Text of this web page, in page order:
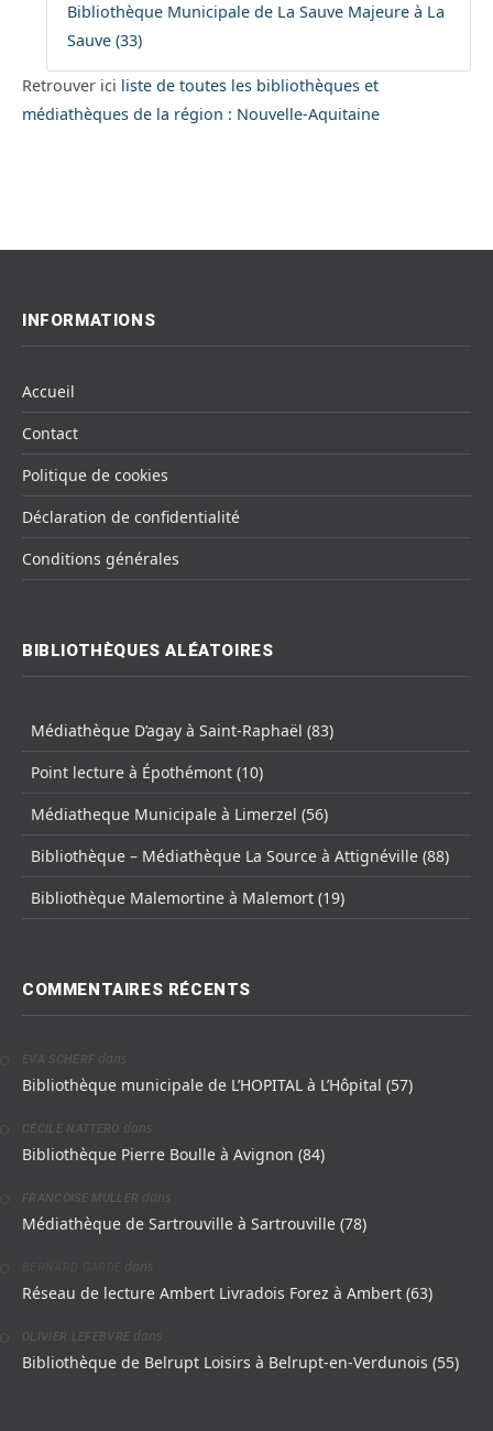
Bibliothèque Municipale de La Sauve Majeure à La
Sauve (33)
Retrouver ici liste de toutes les bibliothèques et
médiathèques de la région : Nouvelle-Aquitaine
INFORMATIONS
Accueil
Contact
Politique de cookies
Déclaration de confidentialité
Conditions générales
BIBLIOTHÈQUES ALÉATOIRES
Médiathèque D’agay à Saint-Raphaël (83)
Point lecture à Épothémont (10)
Médiatheque Municipale à Limerzel (56)
Bibliothèque – Médiathèque La Source à Attignéville (88)
Bibliothèque Malemortine à Malemort (19)
COMMENTAIRES RÉCENTS
EVA SCHERF dans
Bibliothèque municipale de L’HOPITAL à L’Hôpital (57)
CÉCILE NATTERO dans
Bibliothèque Pierre Boulle à Avignon (84)
FRANCOISE MULLER dans
Médiathèque de Sartrouville à Sartrouville (78)
dans
Réseau de lecture Ambert Livradois Forez à Ambert (63)
OLIVIER LEFEBVRE dans
Bibliothèque de Belrupt Loisirs à Belrupt-en-Verdunois (55)